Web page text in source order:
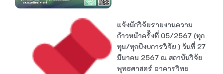
แจ้งนักวิจัยรายงานความ
ก้าวหน้าครั้งที่ 05/2567 (ทุก
ทุน/ทุกปีงบการวิจัย ) วันที่ 27
มีนาคม 2567 ณ สถาบันวิจัย
พุทธศาสตร์ อาคารวิทย